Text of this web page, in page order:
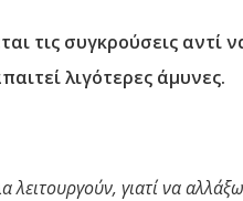
τις συγκρούσεις
λιγότερες άμυνες.
λειτουργούν, γιατί να